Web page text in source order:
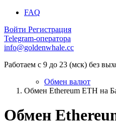
FAQ
Войти Регистрация
Telegram-оператора
info@goldenwhale.cc
Работаем с 9 до 23 (мск) без
Обмен валют
Обмен Ethereum ETH на
Обмен